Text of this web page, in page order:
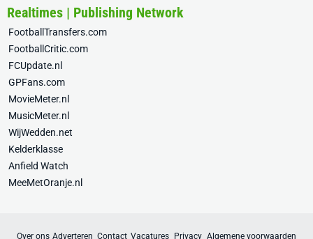
Realtimes | Publishing Network
FootballTransfers.com
FootballCritic.com
FCUpdate.nl
GPFans.com
MovieMeter.nl
MusicMeter.nl
WijWedden.net
Kelderklasse
Anfield Watch
MeeMetOranje.nl
Over ons Adverteren Contact Vacatures Privacy Algemene voorwaarden